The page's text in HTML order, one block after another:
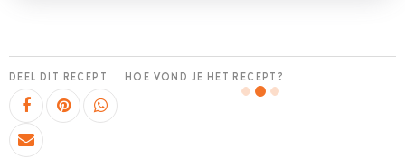
DEEL DIT RECEPT HOE VOND JE HET RECEPT?